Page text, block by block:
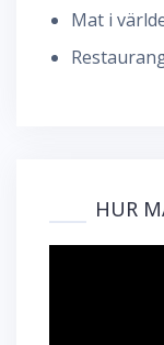
Mat i
HUR